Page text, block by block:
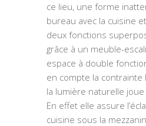
ce lieu, une forme
bureau avec la cuisine
deux fonctions
grâce à un meuble-
espace à double
en compte la contrainte
la lumière naturelle
En effet elle assure
cuisine sous la